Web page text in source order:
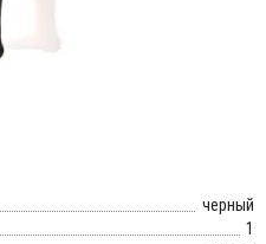
черный
1